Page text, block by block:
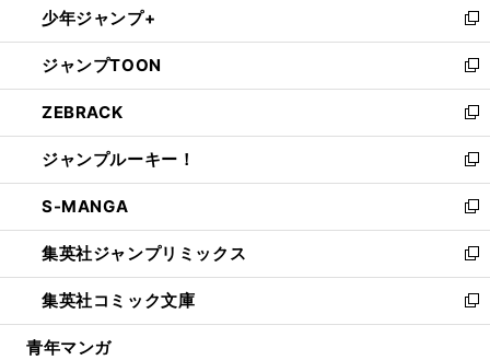
で
開
く
ド
ウ
で
開
く
ィ
ン
ド
ウ
で
開
く
い
ウ
ィ
ン
ド
ウ
で
開
く
少年ジャンプ+
新
し
い
ウ
ィ
ン
ド
ウ
で
開
く
ジャンプTOON
新
し
い
ウ
ィ
ン
ド
ウ
で
開
く
ZEBRACK
新
し
い
ウ
ィ
ン
ド
ウ
で
開
ジャンプルーキー！
新
し
い
ウ
ィ
ン
ド
ウ
S-MANGA
新
し
い
ウ
ィ
ン
集英社ジャンプリミックス
新
し
い
ウ
集英社コミック文庫
新
し
青年マンガ